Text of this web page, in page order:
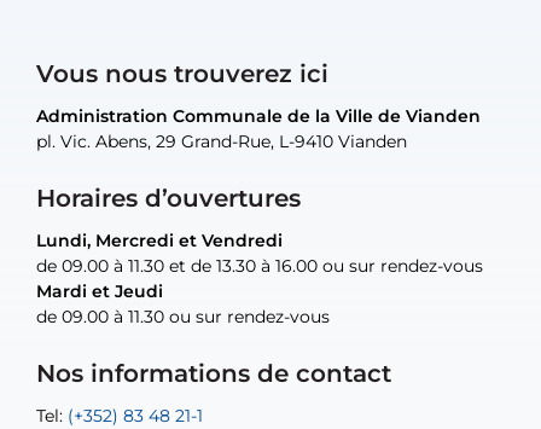
Vous nous trouverez ici
Administration Communale de la Ville de Vianden
pl. Vic. Abens, 29 Grand-Rue, L-9410 Vianden
Horaires d’ouvertures
Lundi, Mercredi et Vendredi
de 09.00 à 11.30 et de 13.30 à 16.00 ou sur rendez-vous
Mardi et Jeudi
de 09.00 à 11.30 ou sur rendez-vous
Nos informations de contact
Tel: (+352) 83 48 21-1
Administration Communale de la Ville de Vianden
pl. Vic. Abens, 29 Grand-Rue, L-9410 Vianden
Lundi, Mercredi et Vendredi
de 09.00 à 11.30 et de 13.30 à 16.00 ou sur rendez-vous
Mardi et Jeudi
de 09.00 à 11.30 ou sur rendez-vous
Tel: (+352) 83 48 21-20
Administration Communale de la Ville de Vianden
pl. Vic. Abens, 29 Grand-Rue, L-9410 Vianden
uniquement sur rendez-vous
Mail:recette@vianden.lu
Administration Communale de la Ville de Vianden
pl. Vic. Abens, 29 Grand-Rue, L-9410 Vianden
uniquement sur rendez-vous
Tel:(+352) 83 48 21-31
Atelier Communal de la Ville de Vianden
30, rue Neugarten, L-9422 Vianden
uniquement sur rendez-vous
Tel:Permanence (Fuite d’eau) : 83 48 21 61